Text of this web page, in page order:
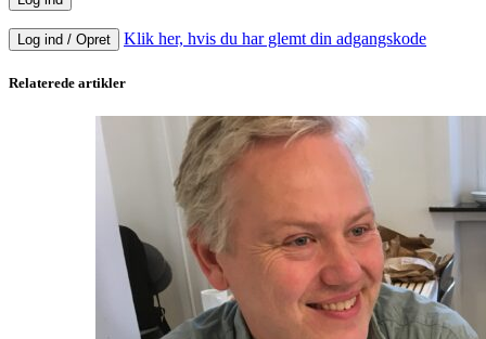
Log ind / Opret Klik her, hvis du har glemt din adgangskode
Relaterede artikler